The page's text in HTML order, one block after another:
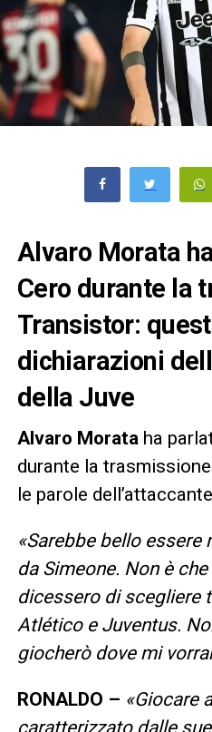
Alvaro Morata
Cero durante la
Transistor:
dichiarazioni
della Juve
Alvaro Morata ha
durante la trasmissione
le parole
«Sarebbe bello essere
da Simeone. Non è
dicessero di scegliere
Atlético e Juventus.
giocherò dove mi
RONALDO – «Giocare
caratterizzato dalle